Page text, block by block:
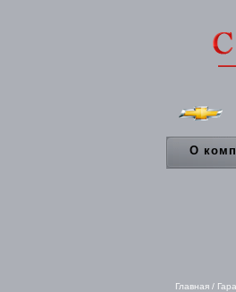
О
Главная /